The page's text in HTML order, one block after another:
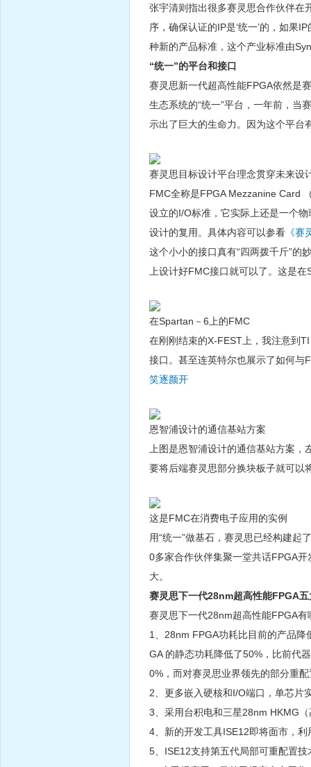
张宇清则指出很多赛灵思合作伙伴在
序，确保认证的IP是‘统一’的，如果
种新的产品标准，这个产业标准由
“统一”的平台和接口
赛灵思新一代超高性能FPGA依然是
生态系统的“统一”平台，一年前，当
示出了巨大的生命力。因为这个平
赛灵思目标设计平台理念贯穿未来设
FMC全称是FPGA Mezzanine Card
设立的I/O标准，它实际上还是一个
设计的复用。具体内容可以参看 《
这个小小的接口真有“四两拨千斤”的
上设计好FMC接口就可以了。这是
在Spartan－6上的FMC
在刚刚结束的X-FEST上，我注意到
接口。甚至连英特尔也展示了如何与
笑逐颜开
恩智浦设计的通信基站方案
上图是恩智浦设计的通信基站方案
要将后端赛灵思部分换块板子就可以
这是FMC在消费电子应用的实例
用“统一”做基石，赛灵思已经构建起
0多家合作伙伴集聚一堂共话FPGA
大。
赛灵思下一代28nm超高性能FPGA
赛灵思下一代28nm超高性能FPGA
1、28nm FPGA功耗比目前的产品
GA 的静态功耗降低了50%，比前代
0%，而对赛灵思业界领先的部分重
2、更多嵌入硬核和I/O端口，单芯片
3、采用台积电和三星28nm HKMG
4、新的开发工具ISE12即将面市，
5、ISE12支持第五代局部可重配置